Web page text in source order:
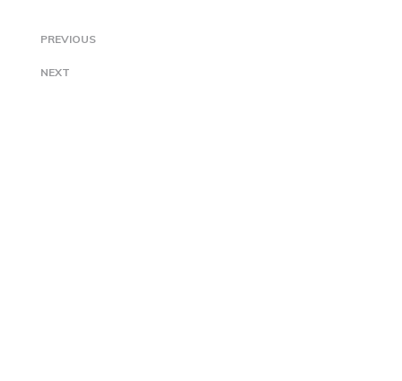
PREVIOUS
NEXT